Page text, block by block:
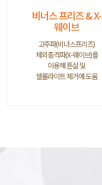
비너스 프리즈 & X-
웨이브
고주파(비너스프리즈)
체외충격파(X-웨이브)를
이용해 튼살 및
셀룰라이트 제거에 도움